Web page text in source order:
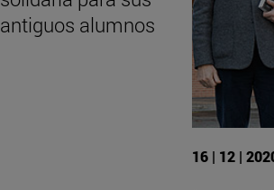
antiguos alumnos
16 | 12 |